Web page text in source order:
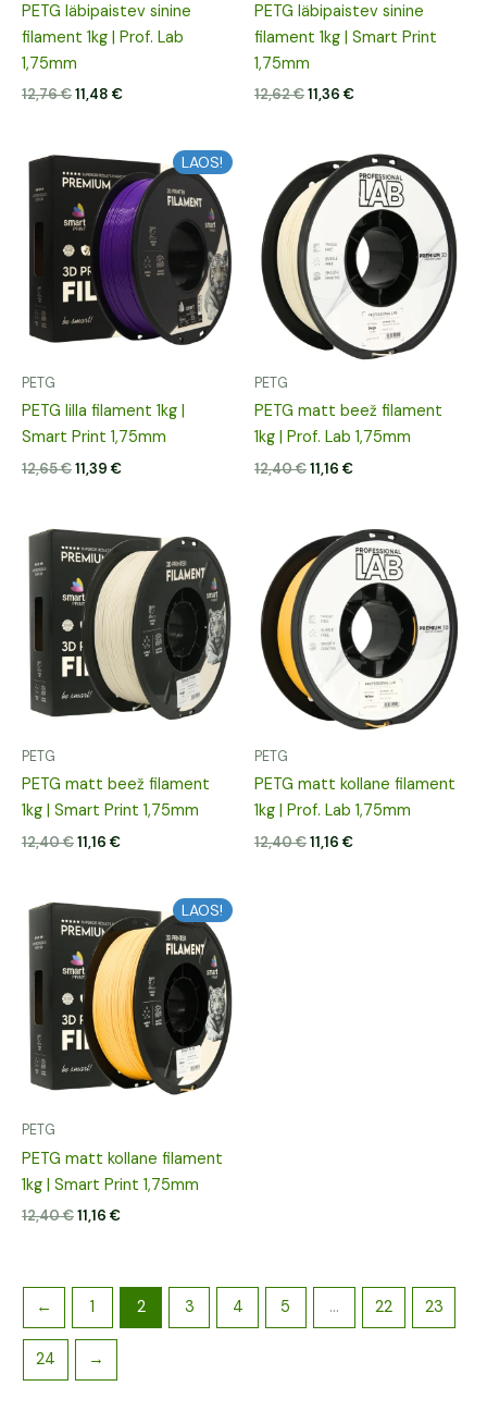
PETG läbipaistev sinine
filament 1kg | Prof. Lab
1,75mm
12,76€11,48 €
PETG läbipaistev sinine
filament 1kg | Smart Print
1,75mm
12,62€11,36 €
LAOS!
PETG
PETG lilla filament 1kg |
Smart Print 1,75mm
12,65€
Algne
hind
12,65 €.
11,39 €
Praegune
hind
on:
11,39 €.
PETG
PETG matt beež filament
1kg | Prof. Lab 1,75mm
12,40€
Algne
hind
oli:
12,40 €.
11,16 €
Praegune
hind
on:
11,16 €.
PETG
PETG matt beež filament
1kg | Smart Print 1,75mm
12,40€
Algne
hind
oli:
12,40 €.
11,16 €
Praegune
hind
11,16 €.
PETG
PETG matt kollane filament
1kg | Prof. Lab 1,75mm
12,40€
Algne
hind
oli:
12,40 €.
11,16 €
Praegune
hind
on:
11,16 €.
LAOS!
PETG
PETG matt kollane filament
1kg | Smart Print 1,75mm
12,40€
Algne
hind
12,40 €.
11,16 €
Praegune
hind
on:
11,16 €.
← 1 2 3 4 5 … 22 23
24 →